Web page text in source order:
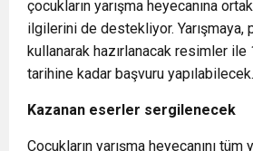
çocukların yarışma heyecanına
ilgilerini de destekliyor. Yarışmaya,
kullanarak hazırlanacak resimler ile
tarihine kadar başvuru yapılabilecek.
Kazanan eserler sergilenecek
Çocukların yarışma heyecanını tüm